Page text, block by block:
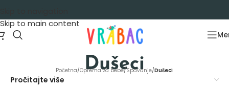
Skip to main content
Dušeci
Početna/Oprema za bebe/Spavanje/Dušeci
Pročitajte više